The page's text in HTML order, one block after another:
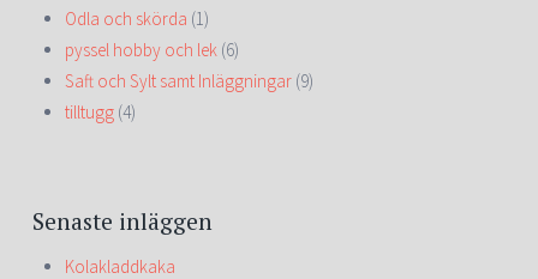
Odla och skörda (1)
pyssel hobby och lek (6)
Saft och Sylt samt Inläggningar (9)
tilltugg (4)
Senaste inläggen
Kolakladdkaka